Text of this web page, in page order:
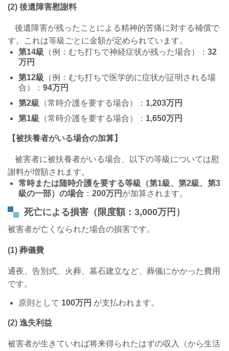
(2) 後遺障害慰謝料
後遺障害が残ったことによる精神的苦痛に対する補償で
す。これは等級ごとに金額が定められています。
第14級 （例：むち打ちで神経症状が残った場合）： 32
万円
第12級 （例：むち打ちで医学的に症状が証明される場
合）： 94万円
第2級 （常時介護を要する場合）： 1,203万円
第1級 （常時介護を要する場合）： 1,650万円
【被扶養者がいる場合の加算】
被害者に被扶養者がいる場合、以下の等級については慰
謝料が増額されます。
常時または随時介護を要する等級（第1級、第2級、第3
級の一部）の場合 ： 200万円 が加算されます。
死亡による損害（限度額：3,000万円）
被害者が亡くなられた場合の損害です。
(1) 葬儀費
通夜、告別式、火葬、墓石建立など、葬儀にかかった費用
です。
原則として 100万円 が支払われます。
(2) 逸失利益
被害者が生きていれば将来得られたはずの収入（から生活